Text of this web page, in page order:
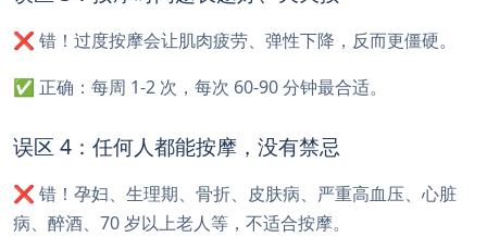
❌ 错！过度按摩会让肌肉疲劳、弹性下降，反而更僵硬。
✅ 正确：每周 1-2 次，每次 60-90 分钟最合适。
误区 4：任何人都能按摩，没有禁忌
❌ 错！孕妇、生理期、骨折、皮肤病、严重高血压、心脏
病、醉酒、70 岁以上老人等，不适合按摩。